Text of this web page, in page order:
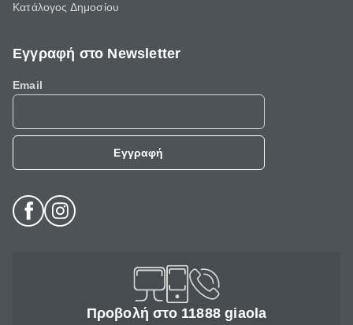
Κατάλογος Δημοσίου
Εγγραφή στο Newsletter
Email
Εγγραφή
Προβολή στο 11888 giaola